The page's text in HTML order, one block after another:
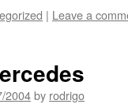
| Leave a
2004by rodrigo